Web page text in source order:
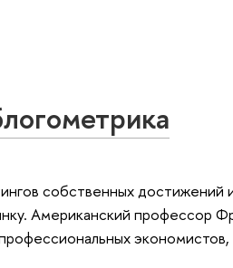
собственных
Американский профессор